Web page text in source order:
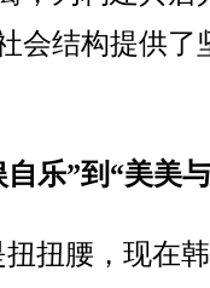
会结构提供了
乐”到“美美
扭腰，现在